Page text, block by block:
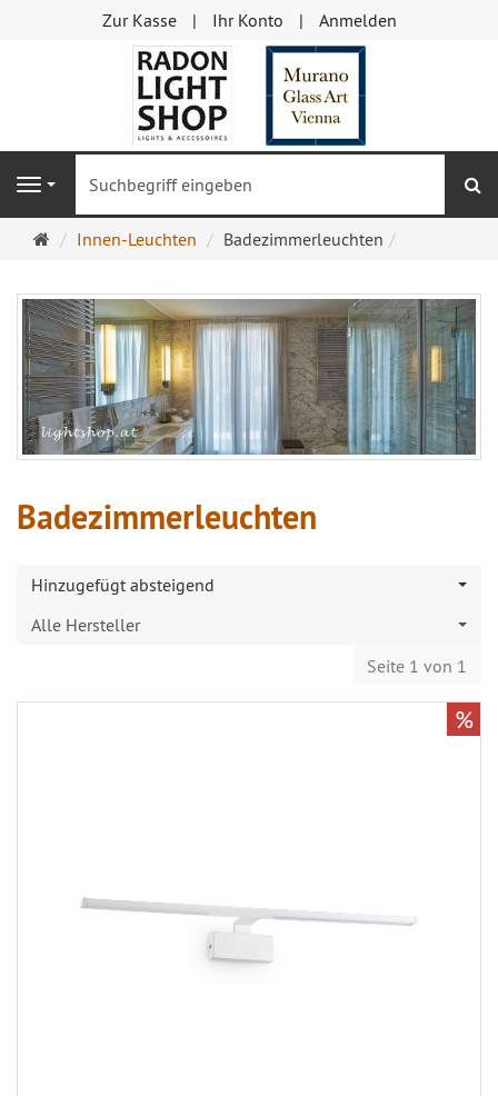
Zur Kasse Ihr Konto Anmelden
Navigation
Startseite
Innen-Leuchten Badezimmerleuchten
Badezimmerleuchten
Hinzugefügt absteigend
Alle Hersteller
Seite 1 von 1
%